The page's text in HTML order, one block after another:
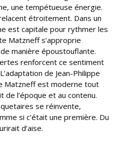
une tempétueuse énergie.
étroitement. Dans un
est capitale pour rythmer les
Matzneff s’approprie
manière époustouflante.
renforcent ce sentiment
de Jean-Philippe
Matzneff est moderne tout
de l’époque et au contenu.
se réinvente,
si c’était une première. Du
d’aise.